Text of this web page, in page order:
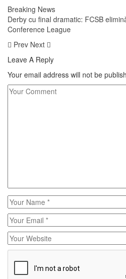
Breaking News
Derby cu final dramatic: FCSB
Conference League
Prev Next
Leave A Reply
Your email address will not be